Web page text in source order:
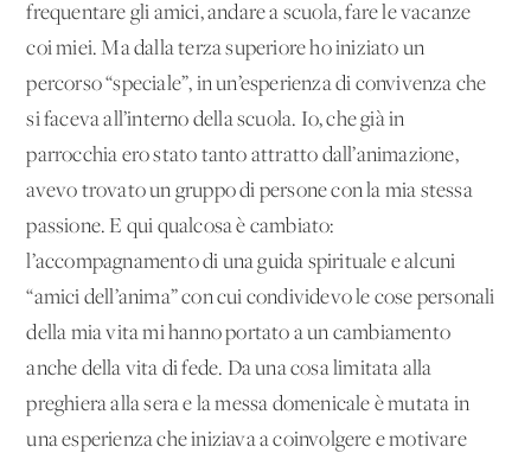
frequentare gli amici, andare a scuola, fare le vacanze
coi miei. Ma dalla terza superiore ho iniziato un
percorso “speciale”, in un’esperienza di convivenza che
si faceva all’interno della scuola. Io, che già in
parrocchia ero stato tanto attratto dall’animazione,
avevo trovato un gruppo di persone con la mia stessa
passione. E qui qualcosa è cambiato:
l’accompagnamento di una guida spirituale e alcuni
“amici dell’anima” con cui condividevo le cose personali
della mia vita mi hanno portato a un cambiamento
anche della vita di fede. Da una cosa limitata alla
preghiera alla sera e la messa domenicale è mutata in
una esperienza che iniziava a coinvolgere e motivare